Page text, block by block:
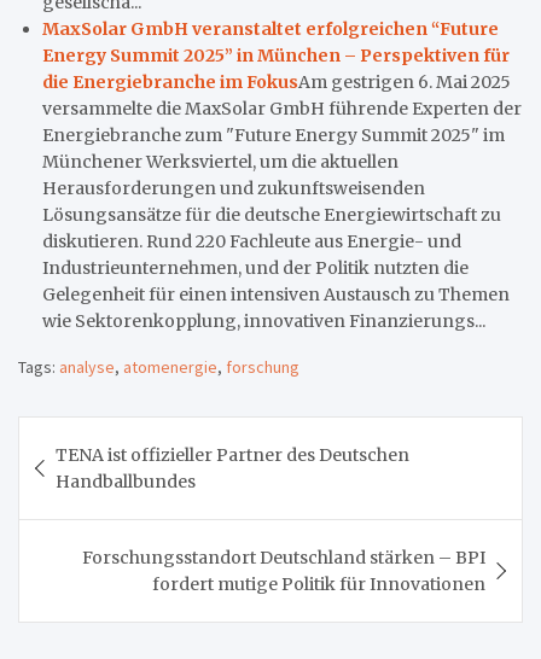
MaxSolar GmbH veranstaltet erfolgreichen “Future
Energy Summit 2025” in München – Perspektiven für
die Energiebranche im FokusAm gestrigen 6. Mai 2025
versammelte die MaxSolar GmbH führende Experten der
Energiebranche zum "Future Energy Summit 2025" im
Münchener Werksviertel, um die aktuellen
Herausforderungen und zukunftsweisenden
Lösungsansätze für die deutsche Energiewirtschaft zu
diskutieren. Rund 220 Fachleute aus Energie- und
Industrieunternehmen, und der Politik nutzten die
Gelegenheit für einen intensiven Austausch zu Themen
wie Sektorenkopplung, innovativen Finanzierungs...
Tags: analyse, atomenergie, forschung
TENA ist offizieller Partner des Deutschen
Handballbundes
Forschungsstandort Deutschland stärken – BPI
fordert mutige Politik für Innovationen